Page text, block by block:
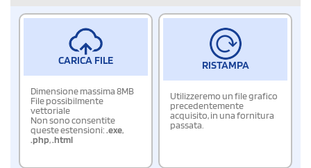
CARICA FILE
Dimensione massima 8MB
File possibilmente
vettoriale
Non sono consentite
queste estensioni:.exe,
.php,.html
RISTAMPA
Utilizzeremo un file grafico
precedentemente
acquisito, in una fornitura
passata.